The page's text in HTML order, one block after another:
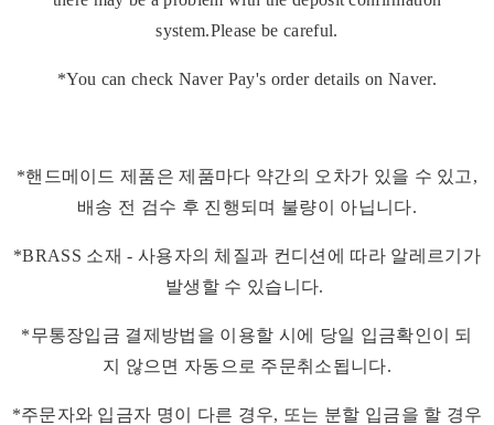
system.Please be careful.
*You can check Naver Pay's order details on Naver.
*핸드메이드 제품은 제품마다 약간의 오차가 있을 수 있고,
배송 전 검수 후 진행되며 불량이 아닙니다.
*BRASS 소재 - 사용자의 체질과 컨디션에 따라 알레르기가
발생할 수 있습니다.
*무통장입금 결제방법을 이용할 시에 당일 입금확인이 되
지 않으면 자동으로 주문취소됩니다.
*주문자와 입금자 명이 다른 경우, 또는 분할 입금을 할 경우